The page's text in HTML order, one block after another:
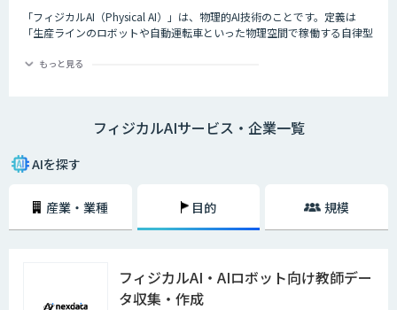
「フィジカルAI（Physical AI）」は、物理的AI技術のことです。定義は
「生産ラインのロボットや自動運転車といった物理空間で稼働する自律型
術」です。
もっと見る
フィジカルAIサービス・企業一覧
AIを探す
産業・業種 目的 規模
フィジカルAI・AIロボット向け教師デー
タ収集・作成